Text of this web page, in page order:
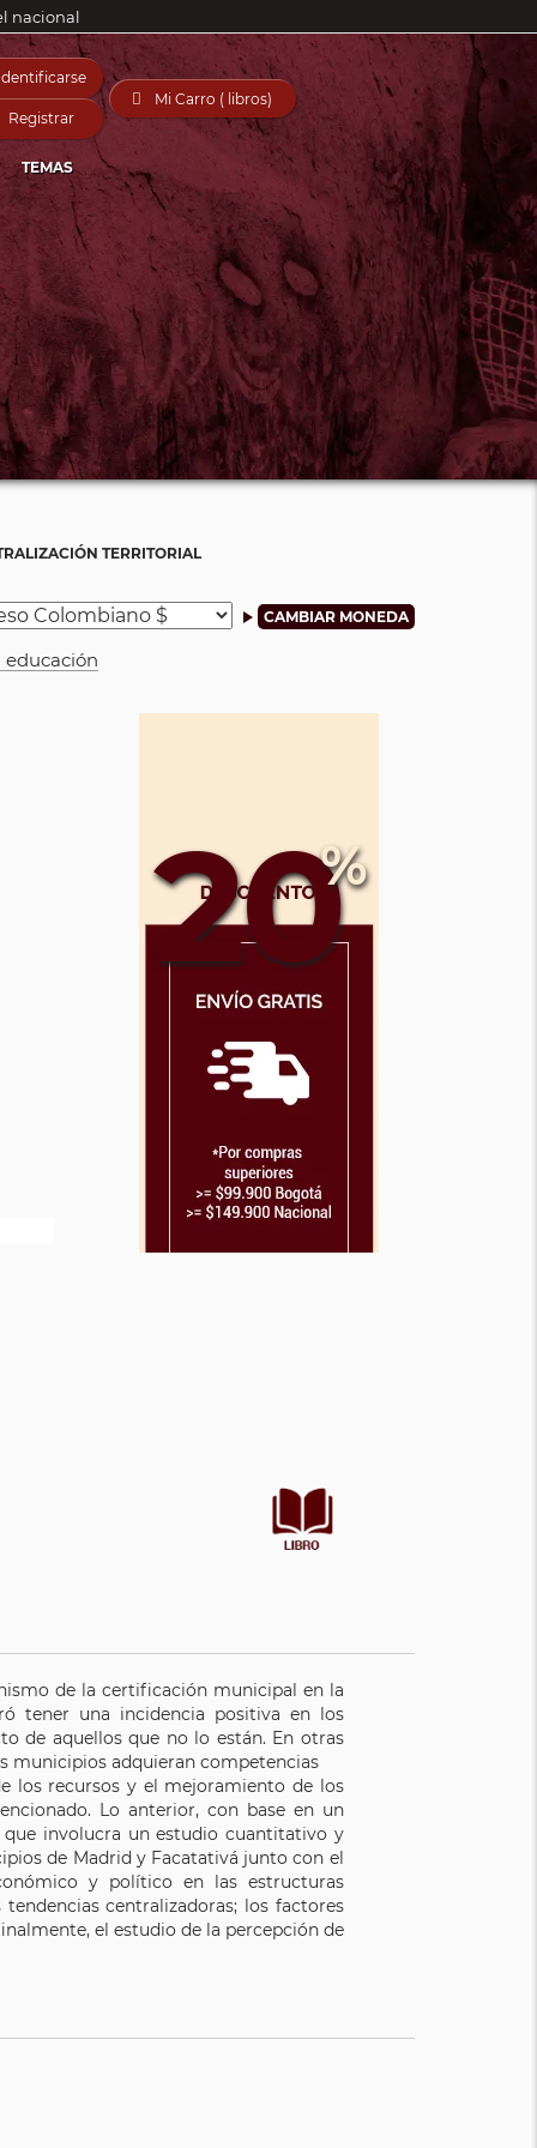
nacional
Registrar
 Mi Carro ( libros)
TEMAS
TERRITORIAL
20%
de la certificación municipal en la
tener una incidencia positiva en los
de aquellos que no lo están. En otras
municipios adquieran competencias
los recursos y el mejoramiento de los
Lo anterior, con base en un
involucra un estudio cuantitativo y
de Madrid y Facatativá junto con el
y político en las estructuras
centralizadoras; los factores
el estudio de la percepción de